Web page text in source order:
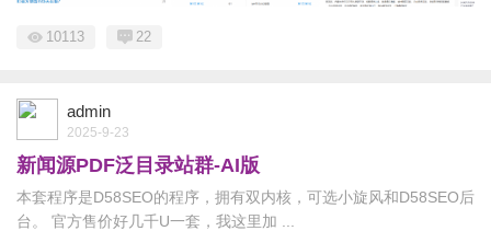
10113 22
admin
2025-9-23
新闻源PDF泛目录站群-AI版
本套程序是D58SEO的程序，拥有双内核，可选小旋风和D58SEO后
台。 官方售价好几千U一套，我这里加 ...